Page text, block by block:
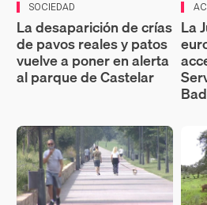
SOCIEDAD
La desaparición de crías
de pavos reales y patos
vuelve a poner en alerta
al parque de Castelar
La